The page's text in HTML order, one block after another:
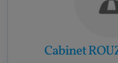
Cabinet